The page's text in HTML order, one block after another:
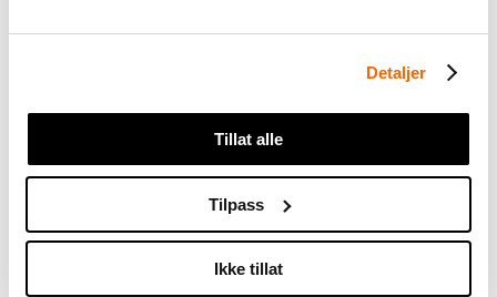
Detaljer
Tillat alle
Tilpass
Ikke tillat
Aamodt, kampanjeleder i Redd Barna og
ansvarlig for kampanjen #fritidutenfordommer
daglig leder Idrett Bergen Sør, Susanne Hatland
Mikalsen, Vestland Idrettskrets, Lars Peder
Vatshelle Bovim, seksjonsleder Energisenterert
for barn og unge
Anbefaling for tilrettelegging i